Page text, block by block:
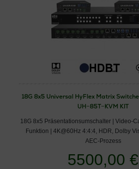
18G 8x5 Universal HyFlex Matrix
UH−85T−KVM KIT
18G 8x5 Präsentationsumschalter | Video-
Funktion | 4K@60Hz 4:4:4, HDR, Dolby
AEC-Prozess
5500,00 €